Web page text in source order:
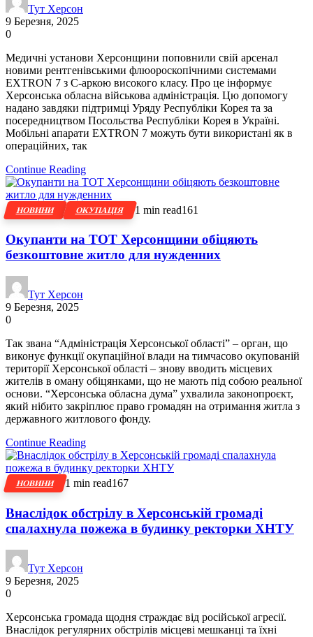
Тут Херсон
9 Березня, 2025
0
Медичні установи Херсонщини поповнили свій арсенал
новими рентгенівськими флюороскопічними системами
EXTRON 7 з С-аркою високого класу. Про це інформує
Херсонська обласна військова адміністрація. Цю допомогу
надано завдяки підтримці Уряду Республіки Корея та за
посередництвом Посольства Республіки Корея в Україні.
Мобільні апарати EXTRON 7 можуть бути використані як в
операційних, так
Continue Reading
НОВИНИ ОКУПАЦІЯ 1 min read161
Окупанти на ТОТ Херсонщини обіцяють
безкоштовне житло для нужденних
Тут Херсон
9 Березня, 2025
0
Так звана “Адміністрація Херсонської області” – орган, що
виконує функції окупаційної влади на тимчасово окупованій
території Херсонської області – знову вводить місцевих
жителів в оману обіцянками, що не мають під собою реальної
основи. “Херсонська обласна дума” ухвалила законопроєкт,
який нібито закріплює право громадян на отримання житла з
державного житлового фонду.
Continue Reading
НОВИНИ 1 min read167
Внаслідок обстрілу в Херсонській громаді
спалахнула пожежа в будинку ректорки ХНТУ
Тут Херсон
9 Березня, 2025
0
Херсонська громада щодня страждає від російської агресії.
Внаслідок регулярних обстрілів місцеві мешканці та їхні